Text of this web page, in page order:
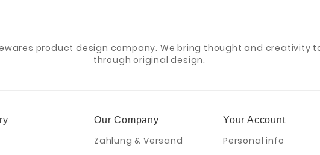
product design company. We bring thought and creativity
through original design.
Our Company
Zahlung & Versand
Your Account
Personal info